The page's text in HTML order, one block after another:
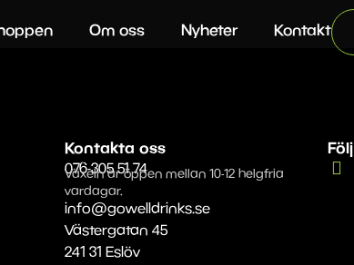
Om oss Nyheter Kontakt
Kontakta oss
076-305 51 74
Växeln är öppen mellan 10-12 helgfria
vardagar.
info@gowelldrinks.se
Västergatan 45
241 31 Eslöv